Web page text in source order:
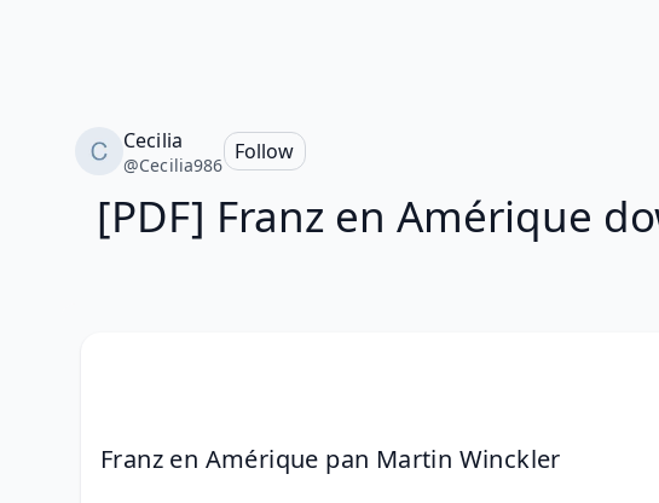
Cecilia
@Cecilia986
Follow
[PDF] Franz en Amérique
Franz en Amérique pan Martin Winckler